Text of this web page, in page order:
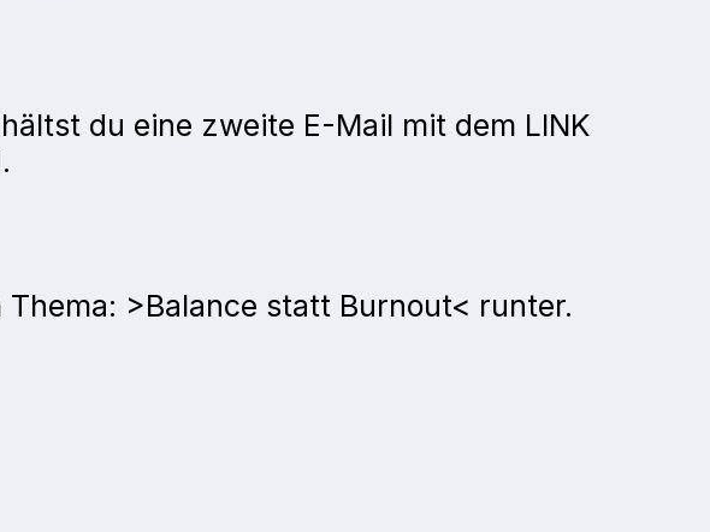
du eine zweite E-Mail mit dem LINK
>Balance statt Burnout< runter.